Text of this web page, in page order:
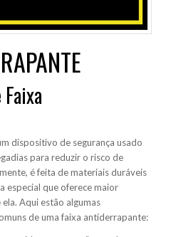
dispositivo de segurança usado
para reduzir o risco de
é feita de materiais duráveis
especial que oferece maior
Aqui estão algumas
de uma faixa antiderrapante: